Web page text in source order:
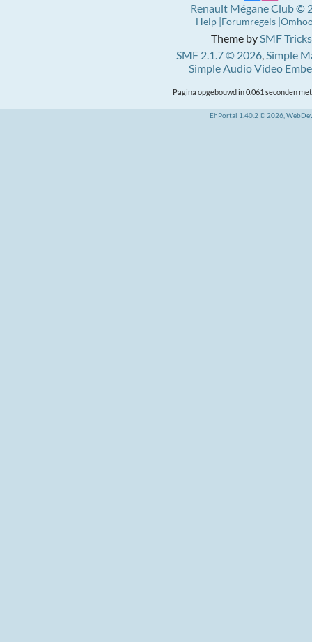
Theme bySMF Tricks
SMF 2.1.7 © 2026,Simple
Simple Audio Video
Renault Mégane Club ©
Help Forumregels
Pagina opgebouwd in 0.061 seconden
EhPortal 1.40.2 © 2026,